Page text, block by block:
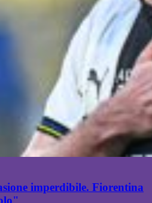
imperdibile. Fiorentina